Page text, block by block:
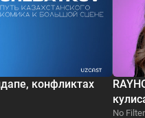
конфликтах
No Filter